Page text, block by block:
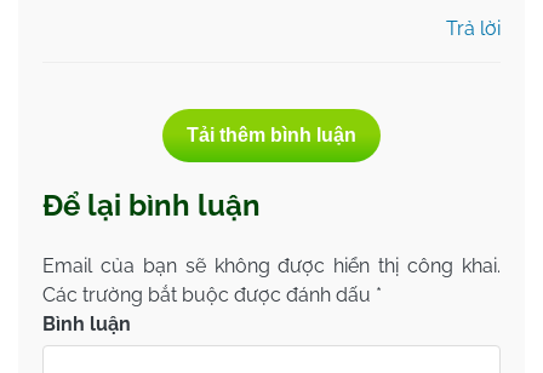
Trả lời
Tải thêm bình luận
Để lại bình luận
Email của bạn sẽ không được hiển thị công khai.
Các trường bắt buộc được đánh dấu *
Bình luận